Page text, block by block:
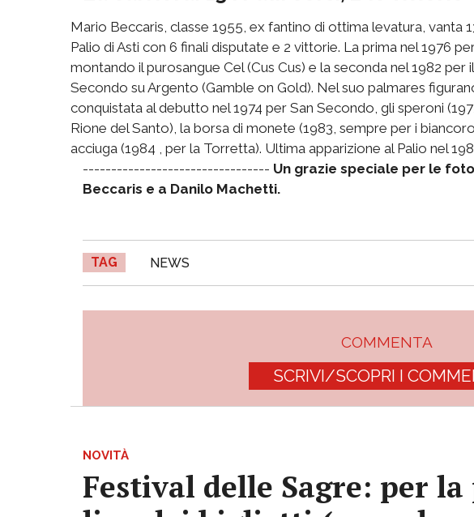
Mario Beccaris, classe 1955, ex fantino di ottima levatura, vanta
Palio di Asti con 6 finali disputate e 2 vittorie. La prima nel 1976
montando il purosangue Cel (Cus Cus) e la seconda nel 1982 per
Secondo su Argento (Gamble on Gold). Nel suo palmares
conquistata al debutto nel 1974 per San Secondo, gli speroni
Rione del Santo), la borsa di monete (1983, sempre per i
acciuga (1984 , per la Torretta). Ultima apparizione al Palio nel
--------------------------------- Un grazie speciale per le
Beccaris e a Danilo Machetti.
TAG NEWS
COMMENTA
SCRIVI/SCOPRI I
NOVITÀ
Festival delle Sagre: per